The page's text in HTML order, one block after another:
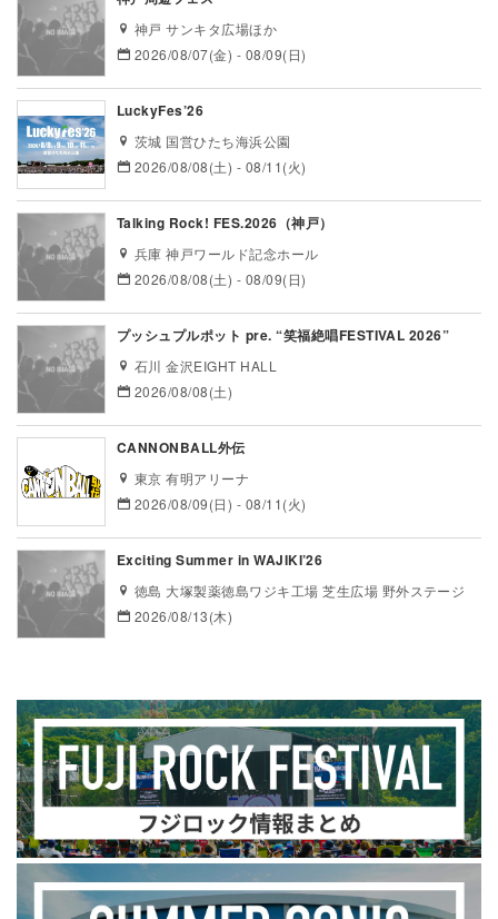
神戸 サンキタ広場ほか
2026/08/07(金) - 08/09(日)
LuckyFes’26
茨城 国営ひたち海浜公園
2026/08/08(土) - 08/11(火)
Talking Rock! FES.2026（神戸）
兵庫 神戸ワールド記念ホール
2026/08/08(土) - 08/09(日)
プッシュプルポット pre. “笑福絶唱FESTIVAL 2026”
石川 金沢EIGHT HALL
2026/08/08(土)
CANNONBALL外伝
東京 有明アリーナ
2026/08/09(日) - 08/11(火)
Exciting Summer in WAJIKI’26
徳島 大塚製薬徳島ワジキ工場 芝生広場 野外ステージ
2026/08/13(木)